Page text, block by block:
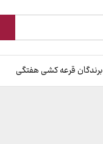
برندگان قرعه کشی هفتگی